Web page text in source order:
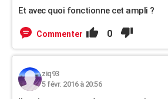
Et avec quoi fonctionne cet ampli ?
Commenter 0
ziq93
5 févr. 2016 à 20:56